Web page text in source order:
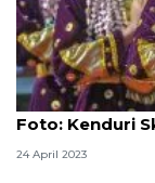
Foto
Foto: Kenduri
24 April 2023